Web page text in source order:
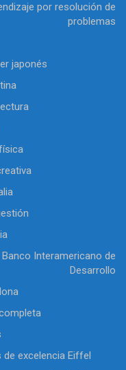
por resolución de
problemas
japonés
Banco Interamericano de
Desarrollo
de excelencia Eiffel